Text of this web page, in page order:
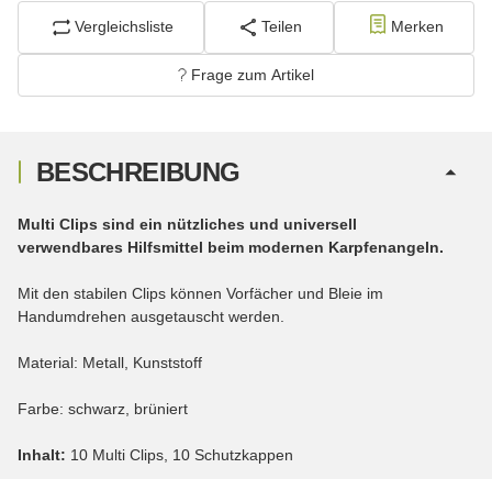
Vergleichsliste Teilen Merken
Frage zum Artikel
BESCHREIBUNG
Multi Clips sind ein nützliches und universell
verwendbares Hilfsmittel beim modernen Karpfenangeln.
Mit den stabilen Clips können Vorfächer und Bleie im
Handumdrehen ausgetauscht werden.
Material: Metall, Kunststoff
Farbe: schwarz, brüniert
Inhalt: 10 Multi Clips, 10 Schutzkappen